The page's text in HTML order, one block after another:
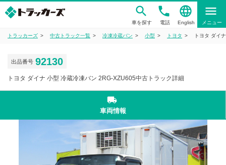
車を探す
phone
電話
language
English
menu
メニュー
トラッカーズ 中古トラック一覧 冷凍冷蔵バン 小型 トヨタ トヨタ ダイ
出品番号 92130
トヨタ ダイナ 小型 冷蔵冷凍バン 2RG-XZU605中古トラック詳細
local_shipping
車両情報